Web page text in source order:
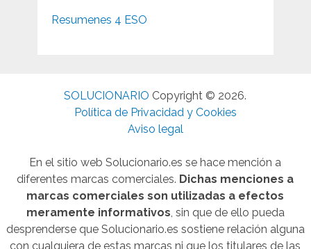
Resumenes 4 ESO
SOLUCIONARIO Copyright © 2026.
Política de Privacidad y Cookies
Aviso legal
En el sitio web Solucionario.es se hace mención a
diferentes marcas comerciales. Dichas menciones a
marcas comerciales son utilizadas a efectos
meramente informativos, sin que de ello pueda
desprenderse que Solucionario.es sostiene relación alguna
con cualquiera de estas marcas ni que los titulares de las